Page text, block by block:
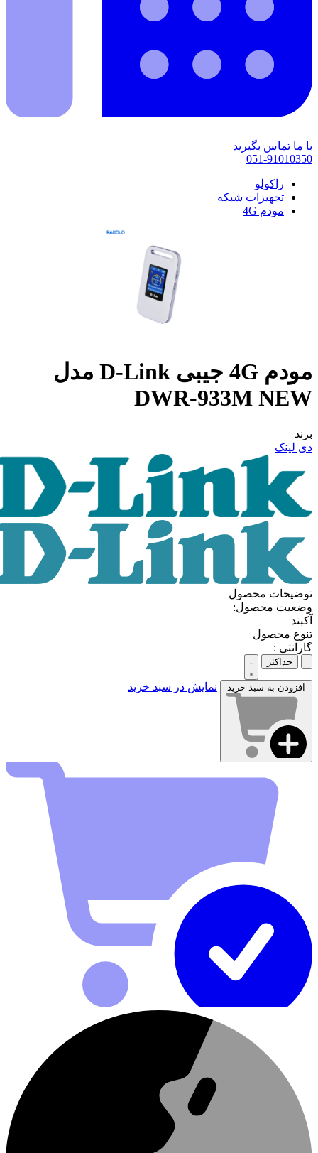
با ما تماس بگیرید
051-91010350
راکولو
تجهیزات شبکه
مودم 4G
مودم 4G جیبی D-Link مدل
DWR-933M NEW
برند
دی لینک
توضیحات محصول
وضعیت محصول:
آکبند
تنوع محصول
گارانتی :
حداکثر
افزودن به سبد خرید نمایش در سبد خرید